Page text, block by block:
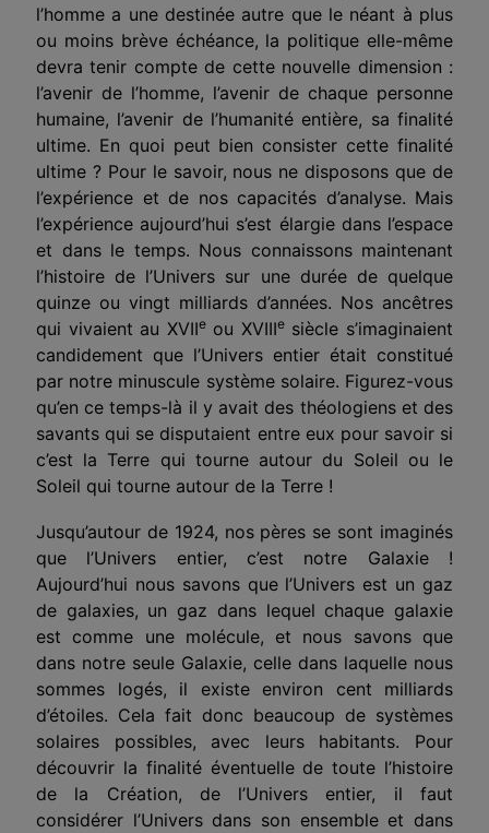
l’homme a une destinée autre que le néant à plus
ou moins brève échéance, la politique elle-même
devra tenir compte de cette nouvelle dimension :
l’avenir de l’homme, l’avenir de chaque personne
humaine, l’avenir de l’humanité entière, sa finalité
ultime. En quoi peut bien consister cette finalité
ultime ? Pour le savoir, nous ne disposons que de
l’expérience et de nos capacités d’analyse. Mais
l’expérience aujourd’hui s’est élargie dans l’espace
et dans le temps. Nous connaissons maintenant
l’histoire de l’Univers sur une durée de quelque
quinze ou vingt milliards d’années. Nos ancêtres
qui vivaient au XVIIeou XVIIIesiècle s’imaginaient
candidement que l’Univers entier était constitué
par notre minuscule système solaire. Figurez-vous
qu’en ce temps-là il y avait des théologiens et des
savants qui se disputaient entre eux pour savoir si
c’est la Terre qui tourne autour du Soleil ou le
Soleil qui tourne autour de la Terre !
Jusqu’autour de 1924, nos pères se sont imaginés
que l’Univers entier, c’est notre Galaxie !
Aujourd’hui nous savons que l’Univers est un gaz
de galaxies, un gaz dans lequel chaque galaxie
est comme une molécule, et nous savons que
dans notre seule Galaxie, celle dans laquelle nous
sommes logés, il existe environ cent milliards
d’étoiles. Cela fait donc beaucoup de systèmes
solaires possibles, avec leurs habitants. Pour
découvrir la finalité éventuelle de toute l’histoire
de la Création, de l’Univers entier, il faut
considérer l’Univers dans son ensemble et dans